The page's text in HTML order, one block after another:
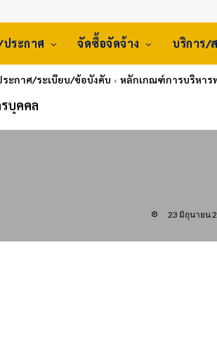
ระกาศ จัดซื้อจัดจ้าง บริการ/
ะกาศ/ระเบียบ/ข้อบังคับ หลักเกณฑ์การบริหาร
บุคคล
23 มิถุนายน